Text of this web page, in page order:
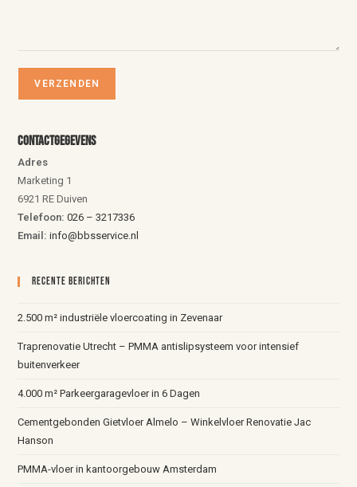
Contactgegevens
Adres
Marketing 1
6921 RE Duiven
Telefoon:026 – 3217336
Email: info@bbsservice.nl
Recente Berichten
2.500 m² industriële vloercoating in Zevenaar
Traprenovatie Utrecht – PMMA antislipsysteem voor intensief
buitenverkeer
4.000 m² Parkeergaragevloer in 6 Dagen
Cementgebonden Gietvloer Almelo – Winkelvloer Renovatie Jac
Hanson
PMMA-vloer in kantoorgebouw Amsterdam